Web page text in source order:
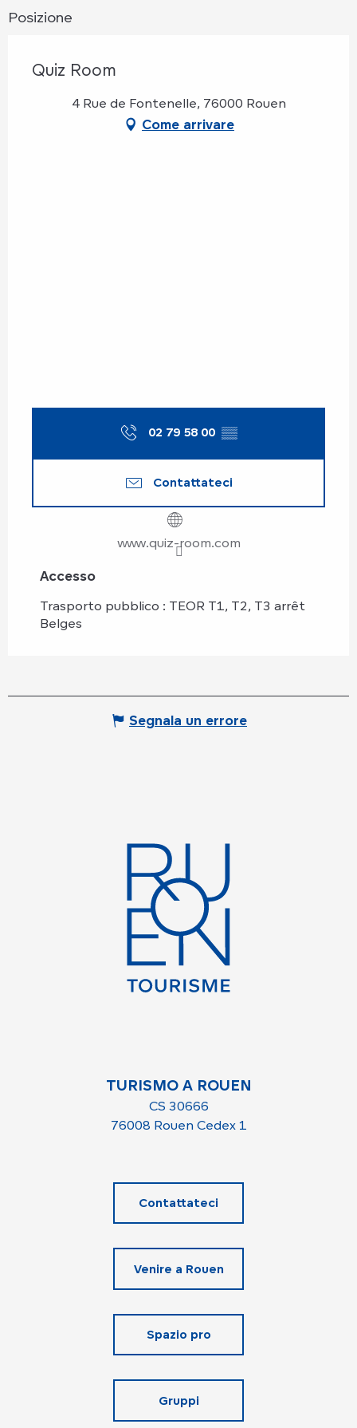
Posizione
Quiz Room
4 Rue de Fontenelle, 76000 Rouen
Come arrivare
02 79 58 00 ▒▒
Contattateci
www.quiz-room.com
Accesso
Accesso
Trasporto pubblico : TEOR T1, T2, T3 arrêt
Belges
Segnala un errore
TURISMO A ROUEN
CS 30666
76008 Rouen Cedex 1
Contattateci
Venire a Rouen
Spazio pro
Gruppi